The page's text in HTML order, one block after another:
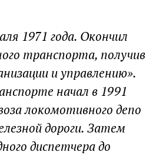
1971 года. Окончил
транспорта, получив
и управлению».
начал в 1991
локомотивного депо
дороги. Затем
диспетчера до